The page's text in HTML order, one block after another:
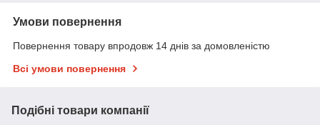
Умови повернення
Повернення товару впродовж 14 днів за домовленістю
Всі умови повернення
Подібні товари компанії